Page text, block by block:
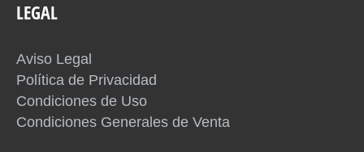
LEGAL
Aviso Legal
Política de Privacidad
Condiciones de Uso
Condiciones Generales de Venta